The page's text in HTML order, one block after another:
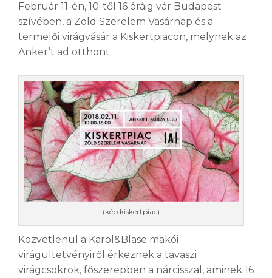
Február 11-én, 10-től 16 óráig vár Budapest
szívében, a Zöld Szerelem Vasárnap és a
termelői virágvásár a Kiskertpiacon, melynek az
Anker’t ad otthont.
(kép:kiskertpiac)
Közvetlenül a Karol&Blase makói
virágültetvényiről érkeznek a tavaszi
virágcsokrok, főszerepben a nárcisszal, aminek 16